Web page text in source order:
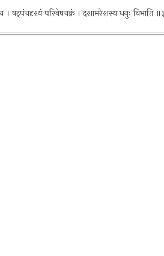
। षट्पंचदृश्यं परिवेषचक्रं । दशामरेशस्य धनुः विभाति